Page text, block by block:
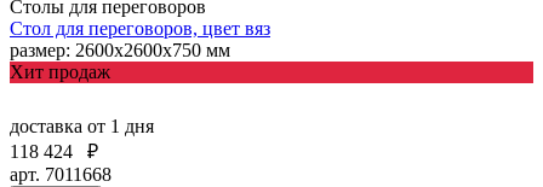
Столы для переговоров
Стол для переговоров, цвет вяз
размер: 2600x2600х750 мм
Хит продаж
доставка от 1 дня
118 424
₽
арт. 7011668